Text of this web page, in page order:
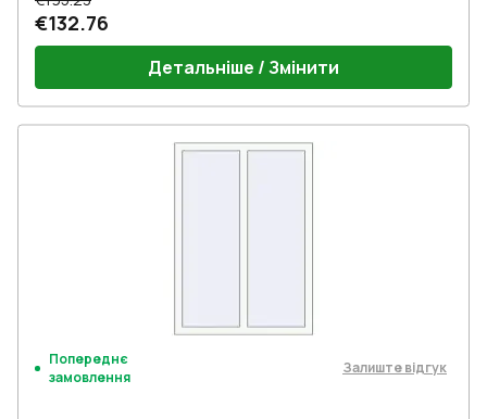
€132.76
Детальніше / Змінити
Попереднє
замовлення
Залиште відгук